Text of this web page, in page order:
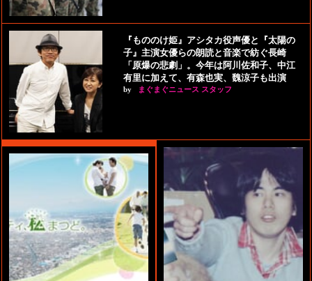
『もののけ姫』アシタカ役声優と『太陽の
子』主演女優らの朗読と音楽で紡ぐ長崎
「原爆の悲劇」。今年は阿川佐和子、中江
有里に加えて、有森也実、魏涼子も出演
by まぐまぐニュース スタッフ